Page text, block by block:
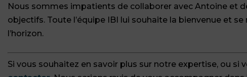
Nous sommes impatients de collaborer avec Antoine et
objectifs. Toute l’équipe IBI lui souhaite la bienvenue et
l’horizon.
Si vous souhaitez en savoir plus sur notre expertise, ou si